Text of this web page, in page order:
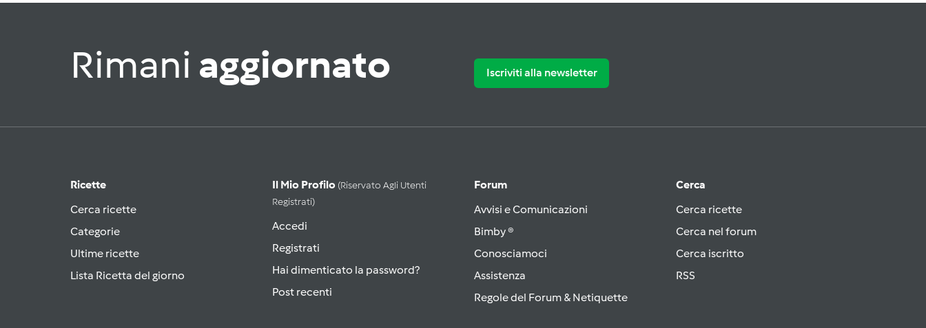
Rimani aggiornato Iscriviti alla newsletter
Ricette
Cerca ricette
Categorie
Ultime ricette
Lista Ricetta del giorno
Il Mio Profilo (riservato Agli Utenti
Registrati)
Accedi
Registrati
Hai dimenticato la password?
Post recenti
Forum
Avvisi e Comunicazioni
Bimby ®
Conosciamoci
Assistenza
Regole del Forum & Netiquette
Cerca
Cerca ricette
Cerca nel forum
Cerca iscritto
RSS